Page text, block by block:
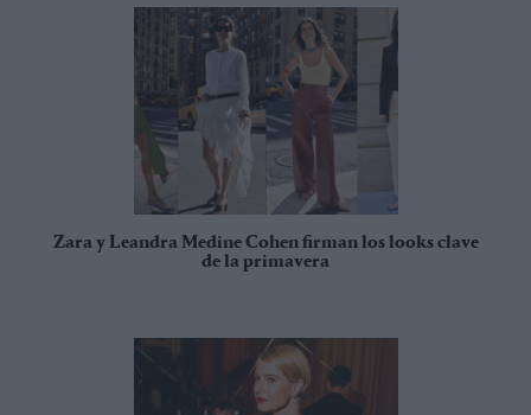
Zara y Leandra Medine Cohen firman los looks clave
de la primavera